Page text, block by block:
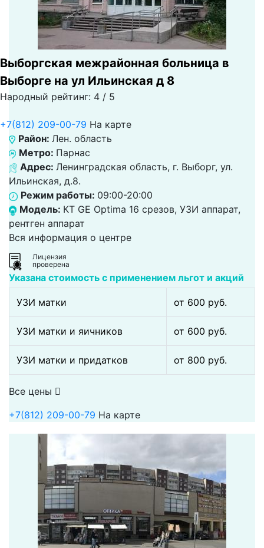
Выборгская межрайонная больница в
Выборге на ул Ильинская д 8
Народный рейтинг: 4 / 5
+7(812) 209-00-79 На карте
Район: Лен. область
Метро: Парнас
Адрес: Ленинградская область, г. Выборг, ул.
Ильинская, д.8.
Режим работы: 09:00-20:00
Модель: КТ GE Optima 16 срезов, УЗИ аппарат,
рентген аппарат
Вся информация о центре
Лицензия
проверена
Указана стоимость с применением льгот и акций
УЗИ матки от 600 pуб.
УЗИ матки и яичников от 600 pуб.
УЗИ матки и придатков от 800 pуб.
Все цены
+7(812) 209-00-79 На карте